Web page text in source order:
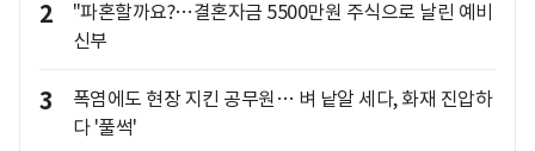
2
"파혼할까요?…결혼자금 5500만원 주식으로 날린 예비
신부
3
폭염에도 현장 지킨 공무원… 벼 낱알 세다, 화재 진압하
다 '풀썩'